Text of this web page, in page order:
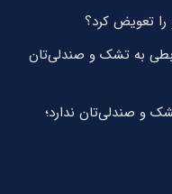
را تعویض کرد؟
به تشک و صندلی‌تان
و صندلی‌تان ندارد؛